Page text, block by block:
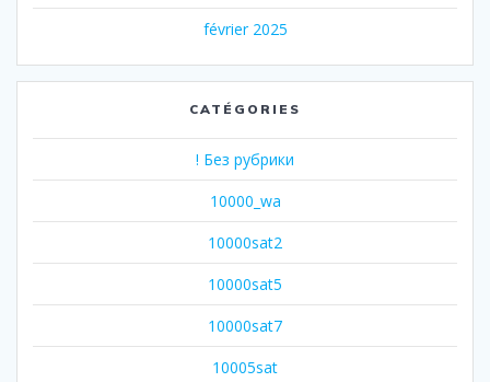
février 2025
CATÉGORIES
! Без рубрики
10000_wa
10000sat2
10000sat5
10000sat7
10005sat